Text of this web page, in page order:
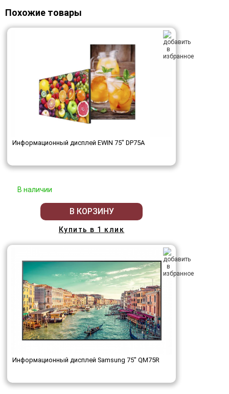
Похожие товары
Информационный дисплей EWIN 75" DP75A
В наличии
В КОРЗИНУ
Купить в 1 клик
Информационный дисплей Samsung 75" QM75R